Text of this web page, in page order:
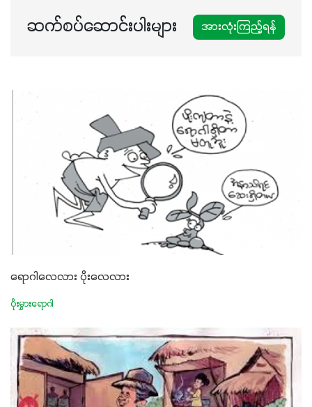
ဆက်စပ်ဆောင်းပါးများ အားလုံးကြည့်ရန်
ရောဂါလေလား ပိုးလေလား
ပိုးမွှားရောဂါ